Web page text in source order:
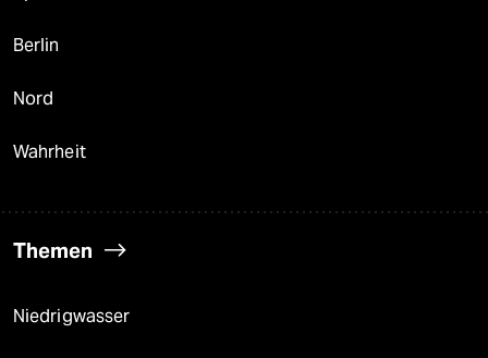
Berlin
Nord
Wahrheit
Themen
Niedrigwasser